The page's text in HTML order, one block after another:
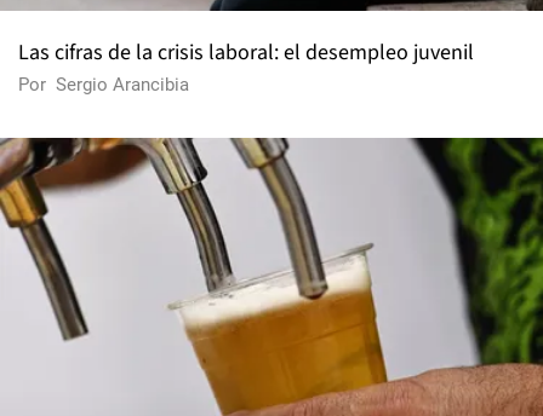
Las cifras de la crisis laboral: el desempleo juvenil
Por Sergio Arancibia